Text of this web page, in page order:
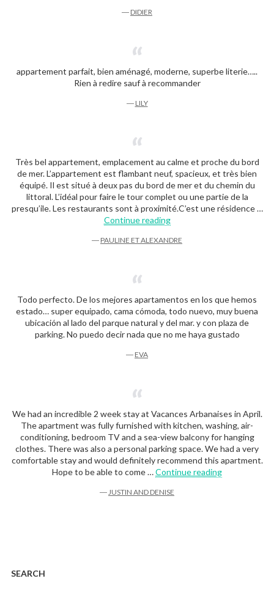
― DIDIER
appartement parfait, bien aménagé, moderne, superbe literie…..
Rien à redire sauf à recommander
― LILY
Très bel appartement, emplacement au calme et proche du bord
de mer. L’appartement est flambant neuf, spacieux, et très bien
équipé. Il est situé à deux pas du bord de mer et du chemin du
littoral. L’idéal pour faire le tour complet ou une partie de la
presqu’ile. Les restaurants sont à proximité.C’est une résidence …
Continue reading“Pauline et Alexandre”
― PAULINE ET ALEXANDRE
Todo perfecto. De los mejores apartamentos en los que hemos
estado… super equipado, cama cómoda, todo nuevo, muy buena
ubicación al lado del parque natural y del mar. y con plaza de
parking. No puedo decir nada que no me haya gustado
― EVA
We had an incredible 2 week stay at Vacances Arbanaises in April.
The apartment was fully furnished with kitchen, washing, air-
conditioning, bedroom TV and a sea-view balcony for hanging
clothes. There was also a personal parking space. We had a very
comfortable stay and would definitely recommend this apartment.
Hope to be able to come …Continue reading“Justin and
― JUSTIN AND DENISE
SEARCH